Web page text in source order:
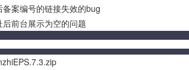
案编号的链接失效的bug
前台展示为空的问题